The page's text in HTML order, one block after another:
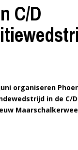
C/D
organiseren
in de C/